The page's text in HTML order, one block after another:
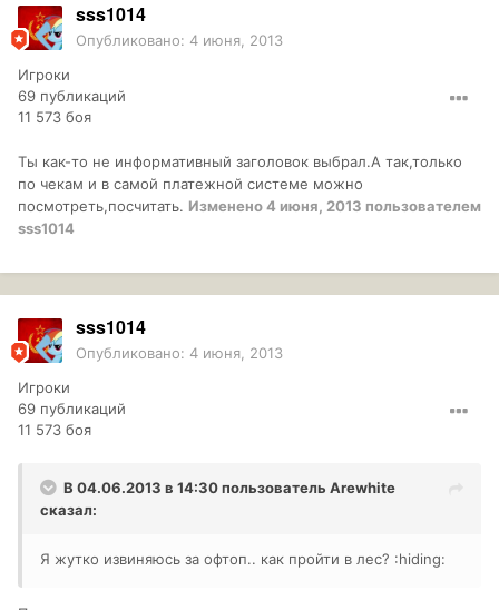
sss1014
Опубликовано: 4 июня, 2013
Игроки
69 публикаций
11 573 боя
Ты как-то не информативный заголовок выбрал.А так,только
по чекам и в самой платежной системе можно
посмотреть,посчитать. Изменено4 июня, 2013 пользователем
sss1014
sss1014
Опубликовано: 4 июня, 2013
Игроки
69 публикаций
11 573 боя
В 04.06.2013 в 14:30 пользователь Arewhite
сказал:
Я жутко извиняюсь за офтоп.. как пройти в лес? :hiding: